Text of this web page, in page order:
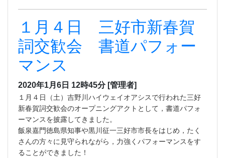
１月４日 三好市新春賀
詞交歓会 書道パフォー
マンス
2020年1月6日 12時45分 [管理者]
１月４日（土）吉野川ハイウェイオアシスで行われた三好
新春賀詞交歓会のオープニングアクトとして，書道パフォ
ーマンスを披露してきました。
飯泉嘉門徳島県知事や黒川征一三好市市長をはじめ，たく
さんの方々に見守られながら，力強くパフォーマンスをす
ることができました！